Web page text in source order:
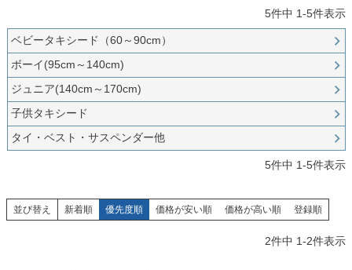
小物・アクセ
アウター
コスチューム アウター
Recital & Concours
発表会・コンクール
舞台で輝くステージ衣装
Wedding
スト
Graduation & Entrance Shichi-Go-San
Rentalレンタル
04 レンタルのご案内
予約・配送・返却・料金
05 レンタルの流れ
4ステップで簡単
Atelier
実店舗 つくば店
Tsukuba Boutique
茨城県土浦市大町14-16-1F
店舗を予約する →
5件中 1-5件表示
ベビータキシード（60～90cm）
ボーイ(95cm～140cm)
ジュニア(140cm～170cm)
子供タキシード
タイ・ベスト・サスペンダー他
5件中 1-5件表示
並び替え 新着順 優先度順 価格が安い順 価格が高い順 登録順
2件中 1-2件表示